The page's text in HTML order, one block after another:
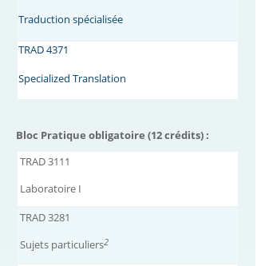
Traduction spécialisée
TRAD 4371
Specialized Translation
Bloc Pratique obligatoire (12 crédits) :
TRAD 3111
Laboratoire I
TRAD 3281
Sujets particuliers2